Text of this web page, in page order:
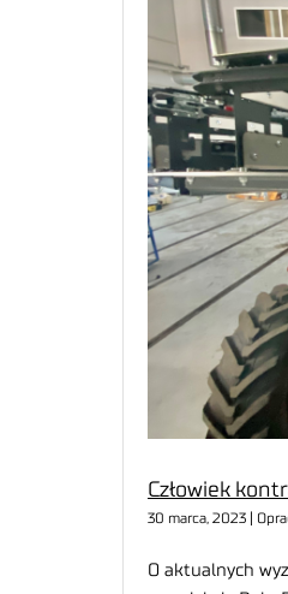
Człowiek
30 marca, 2023 |
O aktualnych